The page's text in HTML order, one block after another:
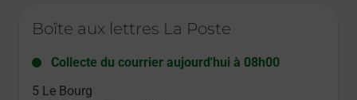
Boîte aux lettres La Poste
Collecte du courrier aujourd'hui à 08h00
5 Le Bourg